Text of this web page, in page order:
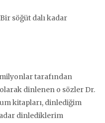
söğüt dalı kadar
milyonlar tarafından
dinlenen o sözler Dr.
kitapları, dinlediğim
dinlediklerim